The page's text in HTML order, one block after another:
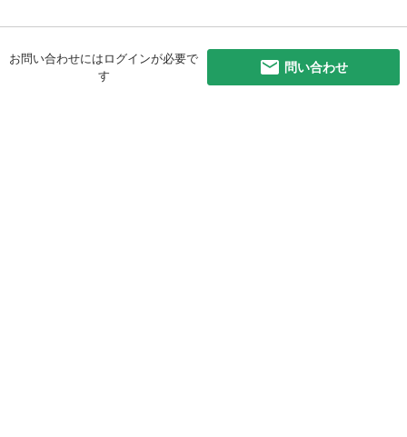
お問い合わせにはログインが必要で
す
問い合わせ